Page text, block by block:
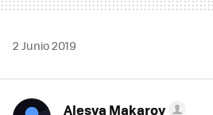
2 Junio 2019
Alesya Makarov